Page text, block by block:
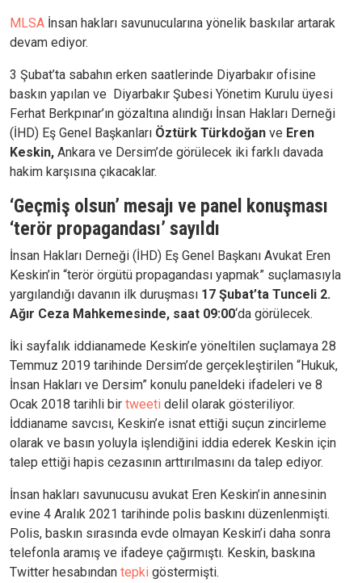
MLSA İnsan hakları savunucularına yönelik baskılar artarak
devam ediyor.
3 Şubat’ta sabahın erken saatlerinde Diyarbakır ofisine
baskın yapılan ve Diyarbakır Şubesi Yönetim Kurulu üyesi
Ferhat Berkpınar’ın gözaltına alındığı İnsan Hakları Derneği
(İHD) Eş Genel Başkanları Öztürk Türkdoğan ve Eren
Keskin, Ankara ve Dersim’de görülecek iki farklı davada
hakim karşısına çıkacaklar.
‘Geçmiş olsun’ mesajı ve panel konuşması
‘terör propagandası’ sayıldı
İnsan Hakları Derneği (İHD) Eş Genel Başkanı Avukat Eren
Keskin’in “terör örgütü propagandası yapmak” suçlamasıyla
yargılandığı davanın ilk duruşması 17 Şubat’ta Tunceli 2.
Ağır Ceza Mahkemesinde, saat 09:00‘da görülecek.
İki sayfalık iddianamede Keskin’e yöneltilen suçlamaya 28
Temmuz 2019 tarihinde Dersim’de gerçekleştirilen “Hukuk,
İnsan Hakları ve Dersim” konulu paneldeki ifadeleri ve 8
Ocak 2018 tarihli bir tweeti delil olarak gösteriliyor.
İddianame savcısı, Keskin’e isnat ettiği suçun zincirleme
olarak ve basın yoluyla işlendiğini iddia ederek Keskin için
talep ettiği hapis cezasının arttırılmasını da talep ediyor.
İnsan hakları savunucusu avukat Eren Keskin’in annesinin
evine 4 Aralık 2021 tarihinde polis baskını düzenlenmişti.
Polis, baskın sırasında evde olmayan Keskin’i daha sonra
telefonla aramış ve ifadeye çağırmıştı. Keskin, baskına
Twitter hesabından tepki göstermişti.